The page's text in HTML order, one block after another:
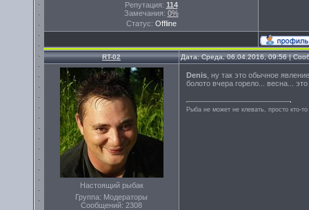
Репутация: 114
Замечания: 0%
Статус: Offline
RT-02 Дата: Среда, 06.04.2016, 09:56 |
Настоящий рыбак
Группа: Модераторы
Сообщений: 2308
Denis , ну так это обычное
болото вчера горело... весна...
Рыба не может не клевать, просто кто-